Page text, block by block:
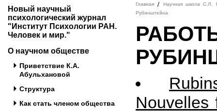
Новый научный
психологический журнал
"Институт Психологии РАН.
Человек и мир."
О научном обществе
Приветствие К.А.
Абульхановой
Структура
Как стать членом общества
Главная /
Научная школа С.Л.
Рубинштейна
Nouvelles